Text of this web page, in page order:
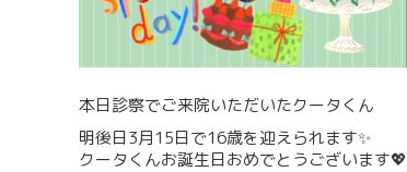
本日診察でご来院いただいたクータくん
明後日3月15日で16歳を迎えられます✨
クータくんお誕生日おめでとうございます💖